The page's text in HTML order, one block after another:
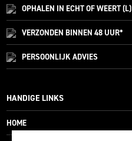
OPHALEN IN ECHT OF WEERT (L)
VERZONDEN BINNEN 48 UUR*
PERSOONLIJKADVIES
HANDIGE LINKS
HOME